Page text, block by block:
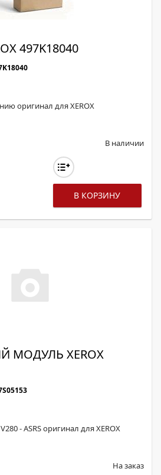
497K18040
оригинал для XEROX
В наличии
В КОРЗИНУ
МОДУЛЬ XEROX
- ASRS оригинал для XEROX
На заказ